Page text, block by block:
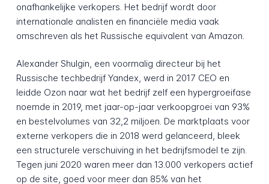
onafhankelijke verkopers. Het bedrijf wordt door
internationale analisten en financiële media vaak
omschreven als het Russische equivalent van Amazon.
Alexander Shulgin, een voormalig directeur bij het
Russische techbedrijf Yandex, werd in 2017 CEO en
leidde Ozon naar wat het bedrijf zelf een hypergroeifase
noemde in 2019, met jaar-op-jaar verkoopgroei van 93%
en bestelvolumes van 32,2 miljoen. De marktplaats voor
externe verkopers die in 2018 werd gelanceerd, bleek
een structurele verschuiving in het bedrijfsmodel te zijn.
Tegen juni 2020 waren meer dan 13.000 verkopers actief
op de site, goed voor meer dan 85% van het